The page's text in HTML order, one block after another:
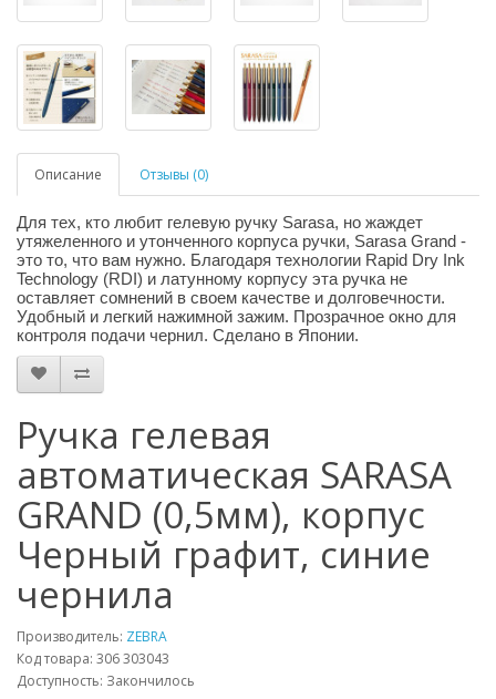
Описание Отзывы (0)
Для тех, кто любит гелевую ручку Sarasa, но жаждет
утяжеленного и утонченного корпуса ручки, Sarasa Grand -
это то, что вам нужно. Благодаря технологии Rapid Dry Ink
Technology (RDI) и латунному корпусу эта ручка не
оставляет сомнений в своем качестве и долговечности.
Удобный и легкий нажимной зажим. Прозрачное окно для
контроля подачи чернил. Сделано в Японии.
Ручка гелевая
автоматическая SARASA
GRAND (0,5мм), корпус
Черный графит, синие
чернила
Производитель: ZEBRA
Код товара: 306 303043
Доступность: Закончилось